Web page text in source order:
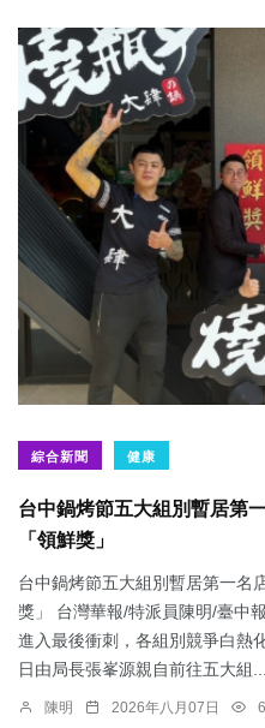
綜合新聞 健康
台中鍋烤節五大組別暫居第
「領鮮獎」
台中鍋烤節五大組別暫居第一
獎」 台灣華報/特派員陳明/臺中
進入最後衝刺，各組別競爭白熱
日由局長張峯源親自前往五大組...
陳明 2026年八月07日